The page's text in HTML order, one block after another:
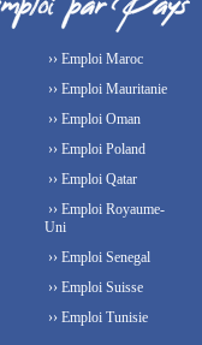
›› Emploi Maroc
›› Emploi Mauritanie
›› Emploi Oman
›› Emploi Poland
›› Emploi Qatar
›› Emploi Royaume-
Uni
›› Emploi Senegal
›› Emploi Suisse
›› Emploi Tunisie